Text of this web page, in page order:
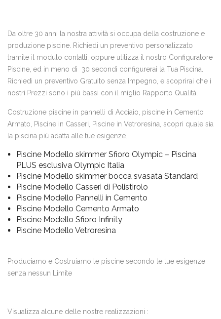
Da oltre 30 anni la nostra attività si occupa della costruzione e
produzione piscine. Richiedi un preventivo personalizzato
tramite il modulo contatti, oppure utilizza il nostro Configuratore
Piscine, ed in meno di 30 secondi configurerai la Tua Piscina.
Richiedi un preventivo Gratuito senza Impegno, e scoprirai che i
nostri Prezzi sono i più bassi con il miglio Rapporto Qualità.
Costruzione piscine in pannelli di Acciaio, piscine in Cemento
Armato, Piscine in Casseri, Piscine in Vetroresina, scopri quale sia
la piscina più adatta alle tue esigenze.
Piscine Modello skimmer Sfioro Olympic – Piscina
PLUS esclusiva Olympic Italia
Piscine Modello skimmer bocca svasata Standard
Piscine Modello Casseri di Polistirolo
Piscine Modello Pannelli in Cemento
Piscine Modello Cemento Armato
Piscine Modello Sfioro Infinity
Piscine Modello Vetroresina
Produciamo e Costruiamo le piscine secondo le tue esigenze
senza nessun Limite
Visualizza alcune delle nostre realizzazioni :